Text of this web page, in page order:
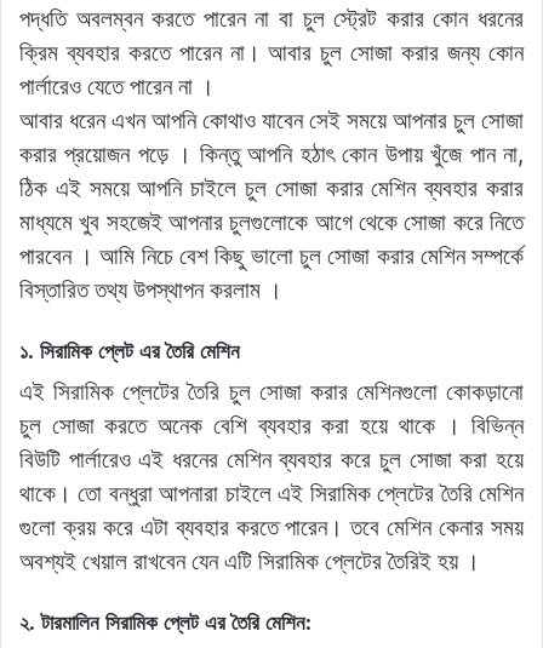
পদ্ধতি অবলম্বন করতে পারেন না বা চুল স্ট্রেট করার কোন ধরনের
ক্রিম ব্যবহার করতে পারেন না। আবার চুল সোজা করার জন্য কোন
পার্লারেও যেতে পারেন না ।
আবার ধরেন এখন আপনি কোথাও যাবেন সেই সময়ে আপনার চুল সোজা
করার প্রয়োজন পড়ে । কিন্তু আপনি হঠাৎ কোন উপায় খুঁজে পান না,
ঠিক এই সময়ে আপনি চাইলে চুল সোজা করার মেশিন ব্যবহার করার
মাধ্যমে খুব সহজেই আপনার চুলগুলোকে আগে থেকে সোজা করে নিতে
পারবেন । আমি নিচে বেশ কিছু ভালো চুল সোজা করার মেশিন সম্পর্কে
বিস্তারিত তথ্য উপস্থাপন করলাম ।
১. সিরামিক প্লেট এর তৈরি মেশিন
এই সিরামিক প্লেটের তৈরি চুল সোজা করার মেশিনগুলো কোকড়ানো
চুল সোজা করতে অনেক বেশি ব্যবহার করা হয়ে থাকে । বিভিন্ন
বিউটি পার্লারেও এই ধরনের মেশিন ব্যবহার করে চুল সোজা করা হয়ে
থাকে। তো বন্ধুরা আপনারা চাইলে এই সিরামিক প্লেটের তৈরি মেশিন
গুলো ক্রয় করে এটা ব্যবহার করতে পারেন। তবে মেশিন কেনার সময়
অবশ্যই খেয়াল রাখবেন যেন এটি সিরামিক প্লেটের তৈরিই হয় ।
২. টারমালিন সিরামিক প্লেট এর তৈরি মেশিন: